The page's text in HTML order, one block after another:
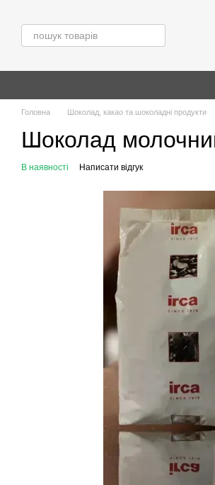
Головна Шоколад, какао та шоколадні продукти
Шоколад
В наявності Написати відгук